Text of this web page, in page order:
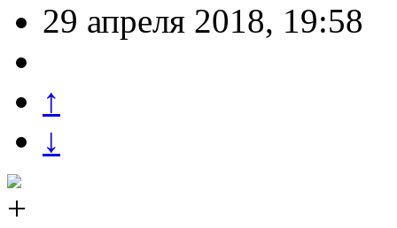
29 апреля 2018, 19:58
↑
↓